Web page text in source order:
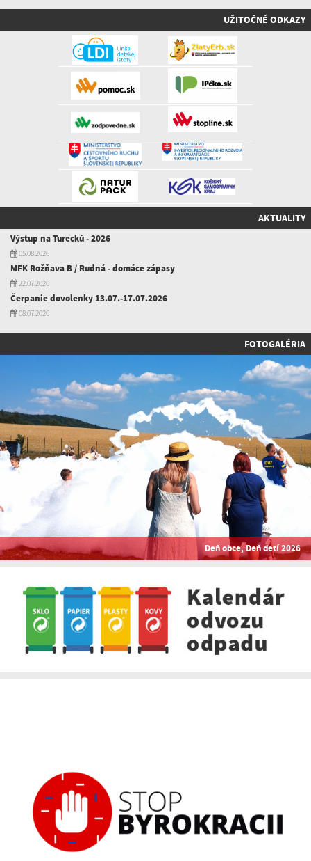
UŽITOČNÉ ODKAZY
AKTUALITY
Výstup na Tureckú - 2026
05.08.2026
MFK Rožňava B / Rudná - domáce zápasy
22.07.2026
Čerpanie dovolenky 13.07.-17.07.2026
08.07.2026
FOTOGALÉRIA
Deň obce, Deň detí 2026